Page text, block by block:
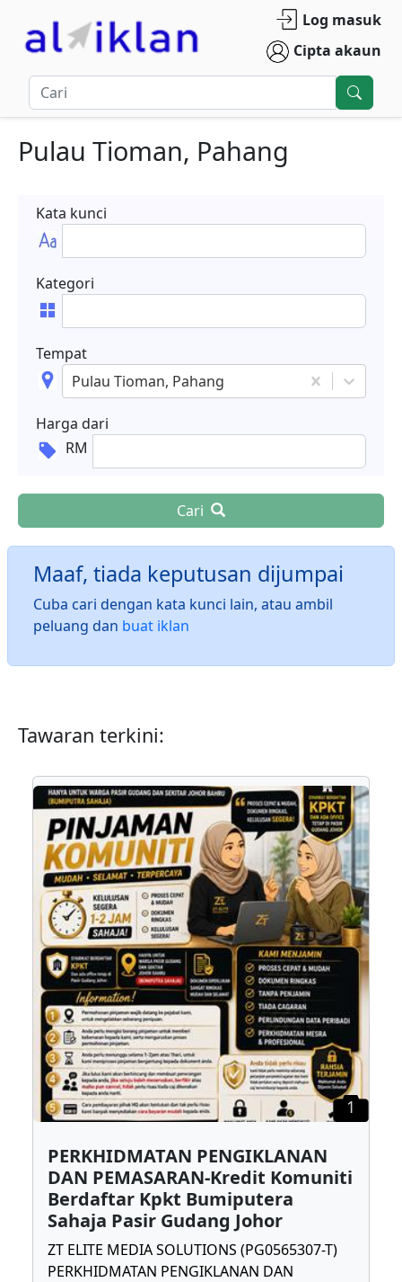
Log masuk
Cipta akaun
Pulau Tioman, Pahang
Kata kunci
Kategori
Tempat
Pulau Tioman, Pahang
Harga dari
RM
Cari
Maaf, tiada keputusan dijumpai
Cuba cari dengan kata kunci lain, atau ambil
peluang dan buat iklan
Tawaran terkini:
1
PERKHIDMATAN PENGIKLANAN
DAN PEMASARAN-Kredit Komuniti
Berdaftar Kpkt Bumiputera
Sahaja Pasir Gudang Johor
ZT ELITE MEDIA SOLUTIONS (PG0565307-T)
PERKHIDMATAN PENGIKLANAN DAN